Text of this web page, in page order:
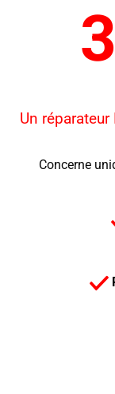
Un
Concerne